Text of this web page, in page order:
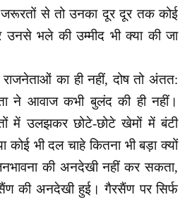
से तो उनका दूर दूर तक कोई
उनसे भले की उम्मीद भी क्या की जा
राजनेताओं का ही नहीं, दोष तो अंतत:
ने आवाज कभी बुलंद की ही नहीं।
में उलझकर छोटे-छोटे खेमों में बंटी
कोई भी दल चाहे कितना भी बड़ा क्यों
की अनदेखी नहीं कर सकता,
की अनदेखी हुई। गैरसैंण पर सिर्फ